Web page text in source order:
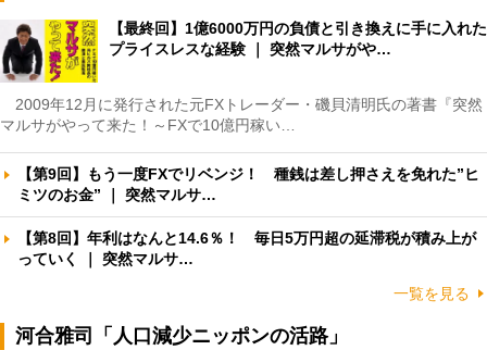
【最終回】1億6000万円の負債と引き換えに手に入れた
プライスレスな経験 ｜ 突然マルサがや…
2009年12月に発行された元FXトレーダー・磯貝清明氏の著書『突然
マルサがやって来た！～FXで10億円稼い…
【第9回】もう一度FXでリベンジ！ 種銭は差し押さえを免れた”ヒ
ミツのお金” ｜ 突然マルサ…
【第8回】年利はなんと14.6％！ 毎日5万円超の延滞税が積み上が
っていく ｜ 突然マルサ…
一覧を見る
河合雅司「人口減少ニッポンの活路」